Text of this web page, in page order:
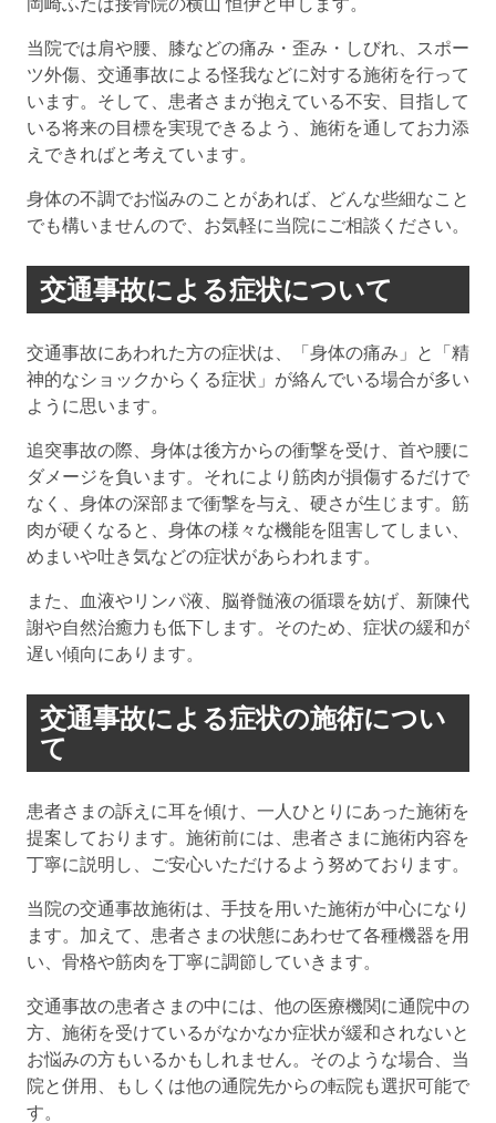
当院では肩や腰、膝などの痛み・歪み・しびれ、スポー
ツ外傷、交通事故による怪我などに対する施術を行って
います。そして、患者さまが抱えている不安、目指して
いる将来の目標を実現できるよう、施術を通してお力添
えできればと考えています。
身体の不調でお悩みのことがあれば、どんな些細なこと
でも構いませんので、お気軽に当院にご相談ください。
交通事故による症状について
交通事故にあわれた方の症状は、「身体の痛み」と「精
神的なショックからくる症状」が絡んでいる場合が多い
ように思います。
追突事故の際、身体は後方からの衝撃を受け、首や腰に
ダメージを負います。それにより筋肉が損傷するだけで
なく、身体の深部まで衝撃を与え、硬さが生じます。筋
肉が硬くなると、身体の様々な機能を阻害してしまい、
めまいや吐き気などの症状があらわれます。
また、血液やリンパ液、脳脊髄液の循環を妨げ、新陳代
謝や自然治癒力も低下します。そのため、症状の緩和が
遅い傾向にあります。
交通事故による症状の施術につい
て
患者さまの訴えに耳を傾け、一人ひとりにあった施術を
提案しております。施術前には、患者さまに施術内容を
丁寧に説明し、ご安心いただけるよう努めております。
当院の交通事故施術は、手技を用いた施術が中心になり
ます。加えて、患者さまの状態にあわせて各種機器を用
い、骨格や筋肉を丁寧に調節していきます。
交通事故の患者さまの中には、他の医療機関に通院中の
方、施術を受けているがなかなか症状が緩和されないと
お悩みの方もいるかもしれません。そのような場合、当
院と併用、もしくは他の通院先からの転院も選択可能で
す。